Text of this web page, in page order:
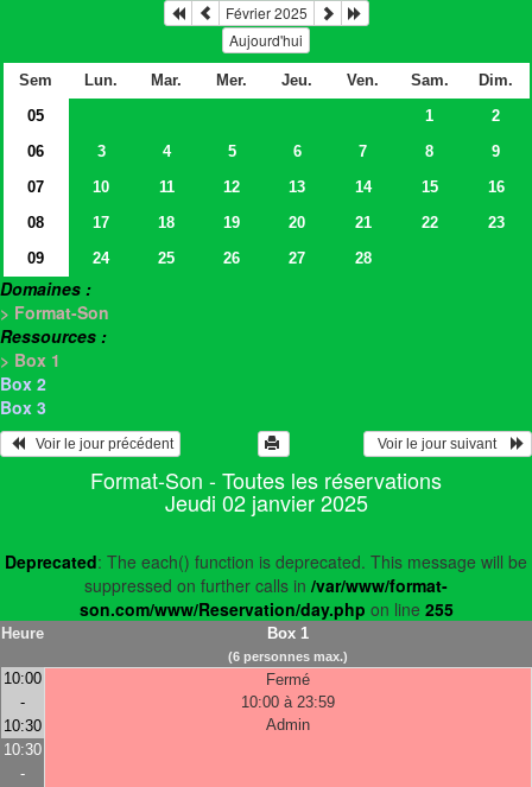
Février 2025
Aujourd'hui
Sem Lun. Mar. Mer. Jeu. Ven. Sam.
Dim.
05
1
2
06
3 4 5 6 7 8
9
07
10 11 12 13 14 15
16
08
17 18 19 20 21 22
23
09
24 25 26 27 28
Domaines :
> Format-Son
Ressources :
> Box 1
Box 2
Box 3
   Voir le jour précédent
  Voir le jour suivant
Format-Son - Toutes les réservations
Jeudi 02 janvier 2025
Deprecated: The each() function is deprecated. This message will be
suppressed on further calls in /var/www/format-
son.com/www/Reservation/day.php on line 255
Heure Box 1
(6 personnes max.)
10:00
-
10:30
Fermé
10:00 à 23:59
Admin
10:30
-